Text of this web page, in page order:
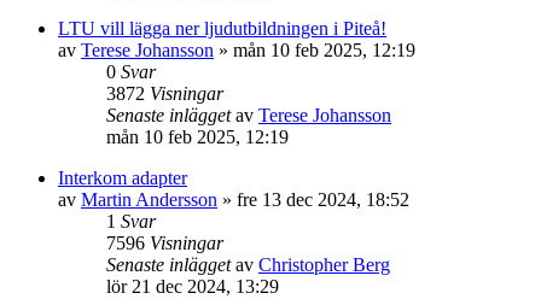
LTU vill lägga ner ljudutbildningen i Piteå!
av Terese Johansson » mån 10 feb 2025, 12:19
0 Svar
3872 Visningar
Senaste inläggetav Terese Johansson
mån 10 feb 2025, 12:19
Interkom adapter
av Martin Andersson » fre 13 dec 2024, 18:52
1 Svar
7596 Visningar
Senaste inläggetav Christopher Berg
lör 21 dec 2024, 13:29